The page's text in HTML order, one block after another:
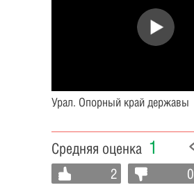
Урал. Опорный край державы
Средняя оценка 1
2 0